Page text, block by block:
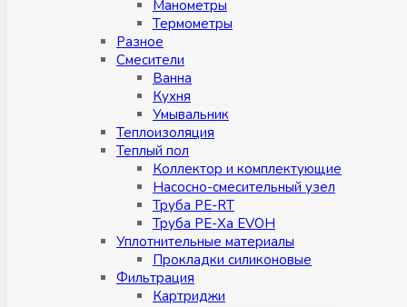
Манометры
Термометры
Разное
Смесители
Ванна
Кухня
Умывальник
Теплоизоляция
Теплый пол
Коллектор и комплектующие
Насосно-смесительный узел
Труба PE-RT
Труба PE-Xa EVOH
Уплотнительные материалы
Прокладки силиконовые
Фильтрация
Картриджи